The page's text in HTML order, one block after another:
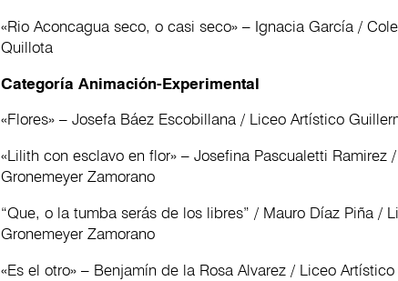
«Rio Aconcagua seco, o casi seco» – Ignacia García /
Quillota
Categoría Animación-Experimental
«Flores» – Josefa Báez Escobillana / Liceo Artístico
«Lilith con esclavo en flor» – Josefina Pascualetti Ramirez
Gronemeyer Zamorano
“Que, o la tumba serás de los libres” / Mauro Díaz Piña /
Gronemeyer Zamorano
«Es el otro» – Benjamín de la Rosa Alvarez / Liceo